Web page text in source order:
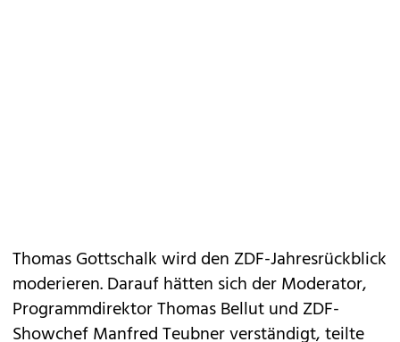
Thomas Gottschalkwird den ZDF-Jahresrückblick
moderieren. Darauf hätten sich der Moderator,
Programmdirektor Thomas Bellut und ZDF-
Showchef Manfred Teubner verständigt, teilte